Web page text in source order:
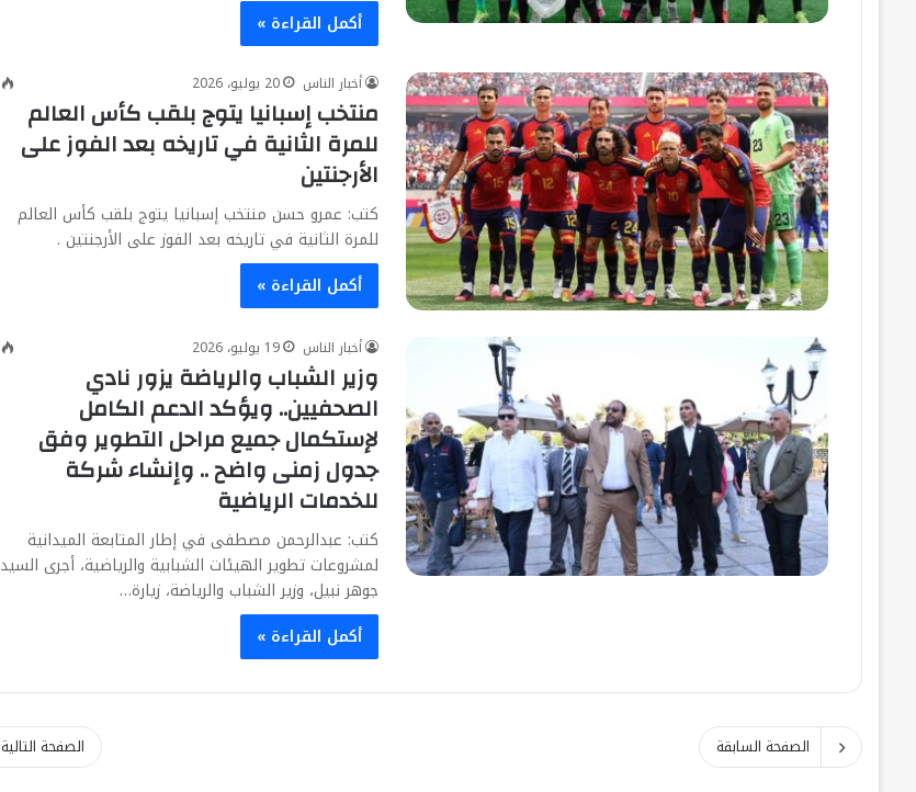
أكمل القراءة »
أخبار الناس 20 يوليو، 2026
منتخب إسبانيا يتوج بلقب كأس العالم
للمرة الثانية في تاريخه بعد الفوز على
الأرجنتين
كتب: عمرو حسن منتخب إسبانيا يتوج بلقب كأس العالم
للمرة الثانية في تاريخه بعد الفوز على الأرجنتين .
أكمل القراءة »
أخبار الناس 19 يوليو، 2026
وزير الشباب والرياضة يزور نادي
الصحفيين.. ويؤكد الدعم الكامل
لإستكمال جميع مراحل التطوير وفق
جدول زمنى واضح .. وإنشاء شركة
للخدمات الرياضية
كتب: عبدالرحمن مصطفى في إطار المتابعة الميدانية
لمشروعات تطوير الهيئات الشبابية والرياضية، أجرى السيد
جوهر نبيل، وزير الشباب والرياضة، زيارة…
أكمل القراءة »
الصفحة السابقة الصفحة التالية